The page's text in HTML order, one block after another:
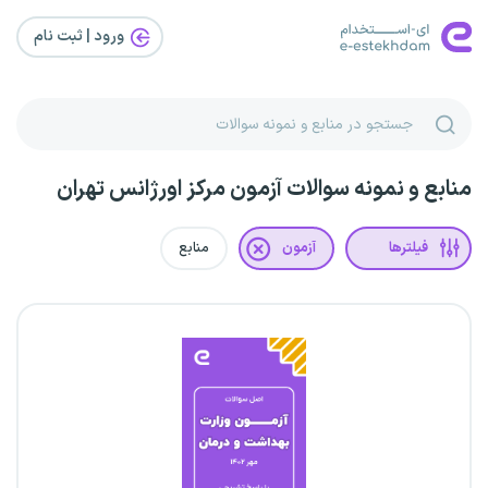
ورود | ثبت‌ نام
منابع و نمونه سوالات آزمون مرکز اورژانس تهران
فیلترها آزمون منابع